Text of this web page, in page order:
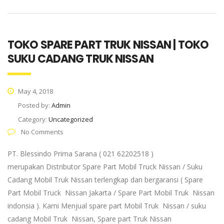
TOKO SPARE PART TRUK NISSAN | TOKO
SUKU CADANG TRUK NISSAN
May 4, 2018
Posted by: Admin
Category: Uncategorized
No Comments
PT. Blessindo Prima Sarana ( 021 62202518 )
merupakan Distributor Spare Part Mobil Truck Nissan / Suku
Cadang Mobil Truk Nissan terlengkap dan bergaransi ( Spare
Part Mobil Truck Nissan Jakarta / Spare Part Mobil Truk Nissan
indonsia ). Kami Menjual spare part Mobil Truk Nissan / suku
cadang Mobil Truk Nissan, Spare part Truk Nissan